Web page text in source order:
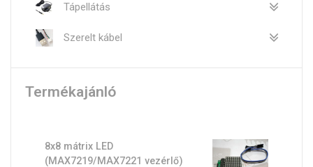
Tápellátás
Szerelt kábel
Termékajánló
8x8 mátrix LED
(MAX7219/MAX7221 vezérlő)